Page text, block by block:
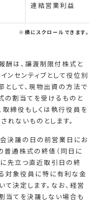
連結営業利益
※横にスクロールできます。
酬は、譲渡制限付株式と
ンセンティブとして役位別
して、現物出資の方法で
の割当てを受けるものと
取締役もしくは執行役員を
れないものとします。
決議の日の前営業日にお
普通株式の終値（同日に
先立つ直近取引日の終
対象役員に特に有利な金
決定します。なお、経営
当てを決議しない場合も